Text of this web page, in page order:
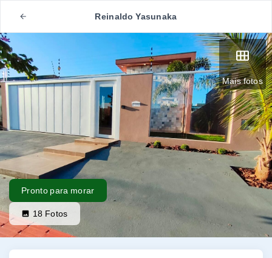
Reinaldo Yasunaka
Mais fotos
Pronto para morar
18 Fotos